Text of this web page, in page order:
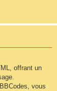
offrant un
vous